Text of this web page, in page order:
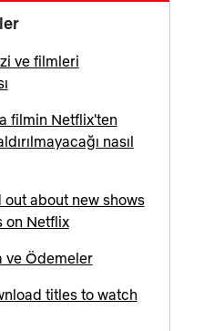
ve filmleri
filmin Netflix'ten
nasıl
out about new shows
on Netflix
ve Ödemeler
titles to watch